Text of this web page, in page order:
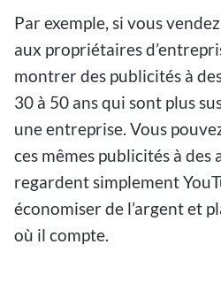
Par exemple, si vous
aux propriétaires
montrer des publicités à
30 à 50 ans qui sont plus
une entreprise. Vous
ces mêmes publicités à des
regardent simplement
économiser de l’argent et
où il compte.